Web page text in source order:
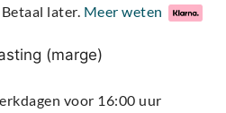
later. Meer weten
(marge)
voor 16:00 uur